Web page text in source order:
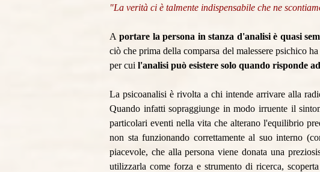
"La verità ci è talmente indispensabile che ne
A portare la persona in stanza d'analisi è quasi
ciò che prima della comparsa del malessere psichico
per cui l'analisi può esistere solo quando risponde
La psicoanalisi è rivolta a chi intende arrivare alla
Quando infatti sopraggiunge in modo irruente il
particolari eventi nella vita che alterano l'equilibrio
non sta funzionando correttamente al suo interno
piacevole, che alla persona viene donata una
utilizzarla come forza e strumento di ricerca,